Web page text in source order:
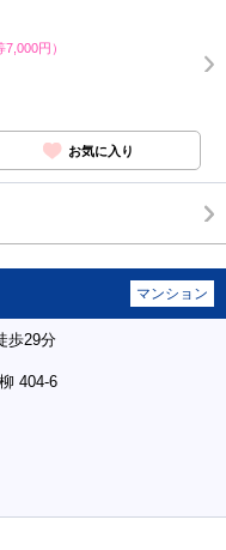
7,000円）
お気に入り
マンション
歩29分
404-6